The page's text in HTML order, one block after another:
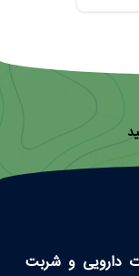
دارویی و شربت